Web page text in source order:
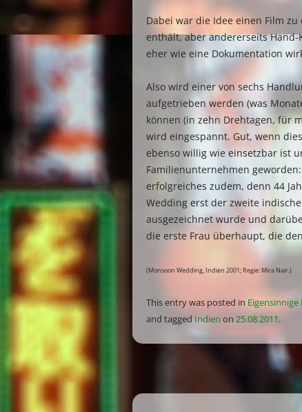
Dabei war die Idee einen Film
enthält, aber andererseits
eher wie eine Dokumentation
Also wird einer von sechs
aufgetrieben werden (was
können (in zehn Drehtagen, für
wird eingespannt. Gut, wenn
ebenso willig wie einsetzbar ist
Familienunternehmen
erfolgreiches zudem, denn 44
Wedding erst der zweite
ausgezeichnet wurde und
die erste Frau überhaupt, die
(Monsoon Wedding, Indien 2001; Regie: Mira Nair.)
This entry was posted in Eigensinnige
and tagged Indien on 25.08.2011.